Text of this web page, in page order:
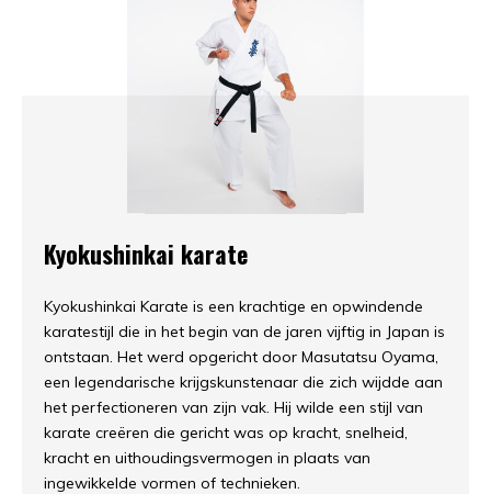
Kyokushinkai karate
Kyokushinkai Karate is een krachtige en opwindende
karatestijl die in het begin van de jaren vijftig in Japan is
ontstaan. Het werd opgericht door Masutatsu Oyama,
een legendarische krijgskunstenaar die zich wijdde aan
het perfectioneren van zijn vak. Hij wilde een stijl van
karate creëren die gericht was op kracht, snelheid,
kracht en uithoudingsvermogen in plaats van
ingewikkelde vormen of technieken.